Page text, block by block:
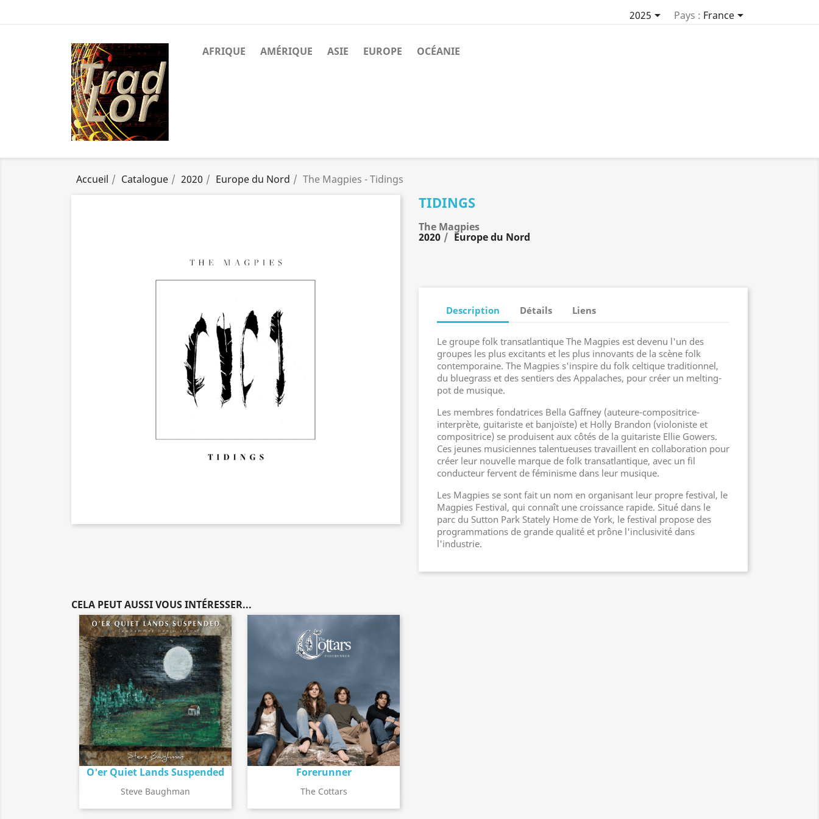
2025 Pays : France
AFRIQUE AMÉRIQUE ASIE EUROPE OCÉANIE
Accueil Catalogue 2020 Europe du Nord The Magpies - Tidings
TIDINGS
The Magpies
2020 Europe du Nord
Description Détails Liens
Le groupe folk transatlantique The Magpies est devenu l'un des
groupes les plus excitants et les plus innovants de la scène folk
contemporaine. The Magpies s'inspire du folk celtique traditionnel,
du bluegrass et des sentiers des Appalaches, pour créer un melting-
pot de musique.
Les membres fondatrices Bella Gaffney (auteure-compositrice-
interprète, guitariste et banjoïste) et Holly Brandon (violoniste et
compositrice) se produisent aux côtés de la guitariste Ellie Gowers.
Ces jeunes musiciennes talentueuses travaillent en collaboration pour
créer leur nouvelle marque de folk transatlantique, avec un fil
conducteur fervent de féminisme dans leur musique.
Les Magpies se sont fait un nom en organisant leur propre festival, le
Magpies Festival, qui connaît une croissance rapide. Situé dans le
parc du Sutton Park Stately Home de York, le festival propose des
programmations de grande qualité et prône l'inclusivité dans
l'industrie.
CELA PEUT AUSSI VOUS INTÉRESSER...
O'er Quiet Lands Suspended
Steve Baughman
searchDétail de l'album Forerunner
The Cottars
Détail de l'album